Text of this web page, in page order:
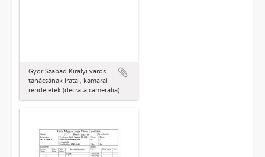
Győr Szabad Királyi város
tanácsának iratai, kamarai
rendeletek (decrata cameralia)